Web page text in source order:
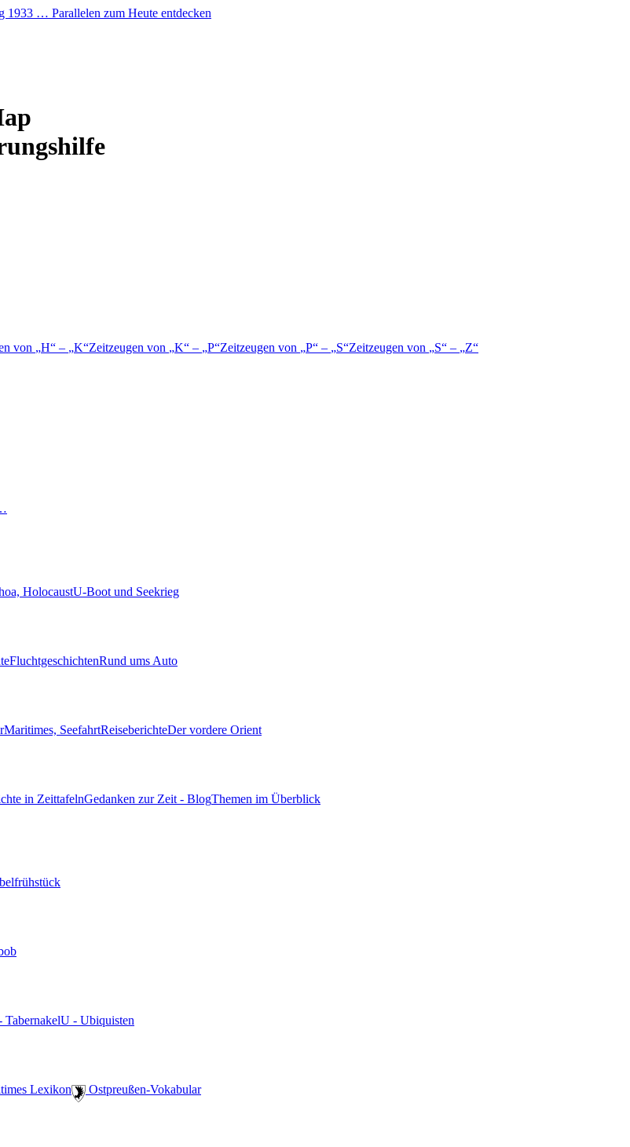
1933 … Parallelen zum Heute entdecken
von H – K Zeitzeugen von K – P Zeitzeugen von P – S Zeitzeugen von S –
Z
HolocaustU-Boot und Seekrieg
FluchtgeschichtenRund ums Auto
Maritimes, SeefahrtReiseberichteDer vordere Orient
in ZeittafelnGedanken zur Zeit - BlogThemen im Überblick
TabernakelU - Ubiquisten
Lexikon ️ Ostpreußen-Vokabular